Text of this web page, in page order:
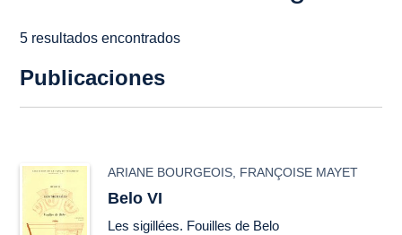
5 resultados encontrados
Publicaciones
ARIANE BOURGEOIS FRANÇOISE MAYET
Belo VI
Les sigillées. Fouilles de Belo